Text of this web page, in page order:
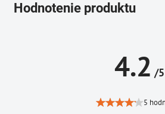
Hodnotenie produktu
4.2 /5
5